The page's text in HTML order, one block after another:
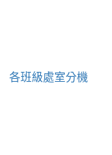
各班級處室分機